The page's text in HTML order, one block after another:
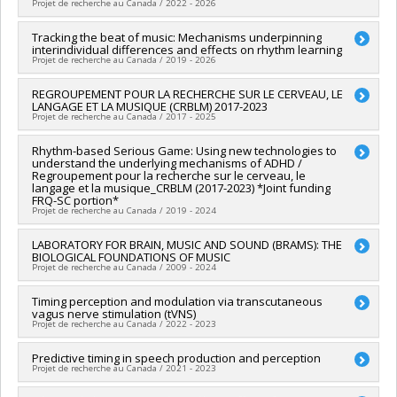
Grant programs:
Projet de recherche au Canada / 2022 - 2026
Lead researcher : Simone Dalla Bella
Co-researchers : Virginia Penhune,Robert J Zatorre
Funding sources:
Tracking the beat of music: Mechanisms underpinning
interindividual differences and effects on rhythm learning
Projet de recherche au Canada / 2019 - 2026
Lead researcher :Simone Dalla Bella
Funding sources:CRSNG/Conseil de recherches en sciences
naturelles et génie du Canada (CRSNG)
PVX20965-(RGP) Programme de subvention à
la découverte individuelle ou de groupe
REGROUPEMENT POUR LA RECHERCHE SUR LE CERVEAU, LE
LANGAGE ET LA MUSIQUE (CRBLM) 2017-2023
Projet de recherche au Canada / 2017 - 2025
Lead researcher :Denise Klein-Broomberg
Co-researchers :Isabelle Peretz,Simone Dalla Bella
Funding sources:FRQNT/Fonds de recherche du Québec -
Nature et technologies (FQRNT)
Grant programs:PVXXXXXX-(RS) Programme de
regroupements stratégiques
Rhythm-based Serious Game: Using new technologies to
understand the underlying mechanisms of ADHD /
Regroupement pour la recherche sur le cerveau, le
langage et la musique_CRBLM (2017-2023) *Joint funding
FRQ-SC portion*
Projet de recherche au Canada / 2019 - 2024
Lead researcher :Denise Klein-Broomberg
Co-researchers :Simone Dalla Bella
Funding sources:
Grant programs:PV129894-(RG) Programme Regroupements
stratégiques
LABORATORY FOR BRAIN, MUSIC AND SOUND (BRAMS): THE
BIOLOGICAL FOUNDATIONS OF MUSIC
Projet de recherche au Canada / 2009 - 2024
Lead researcher : Isabelle Peretz, Simone Dalla Bella
Funding sources:FCI/Fondation canadienne pour l'innovation
Grant programs:
Timing perception and modulation via transcutaneous
vagus nerve stimulation (tVNS)
Projet de recherche au Canada / 2022 - 2023
Funding sources:MITACS Inc.
Grant programs:PVXXXXXX-Stage Accélération Québec -
MITACS
Predictive timing in speech production and perception
Projet de recherche au Canada / 2021 - 2023